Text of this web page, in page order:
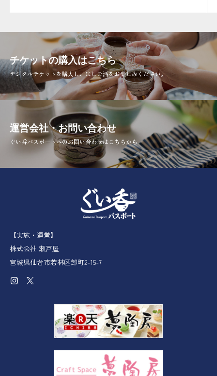
チケットの購入はこちら
デジタルチケットを購入し、はしご酒をお楽しみください。
運営会社・お問い合わせ
ぐい呑パスポートへのお問い合わせはこちらから
【実施・運営】
株式会社 瀬戸屋
宮城県仙台市若林区卸町2-15-7